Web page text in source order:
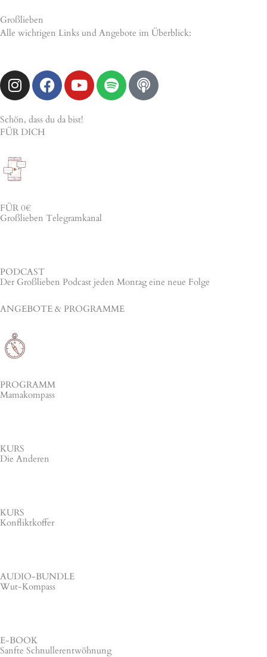
Großlieben
Alle wichtigen Links und Angebote im Überblick:​
I
n
s
t
a
r
a
F
a
c
e
Y
o
u
t
S
p
o
P
o
d
Schön, dass du da bist!
FÜR DICH
FÜR 0€
Großlieben Telegramkanal
PODCAST
Der Großlieben Podcast jeden Montag eine neue Folge
ANGEBOTE & PROGRAMME
PROGRAMM
Mamakompass
KURS
Die Anderen
KURS
Konfliktkoffer
AUDIO-BUNDLE
Wut-Kompass
E-BOOK
Sanfte Schnuller­entwöhnung